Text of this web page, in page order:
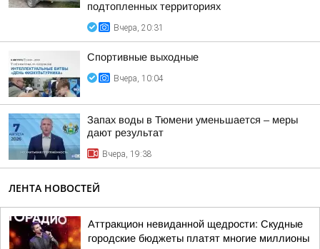
подтопленных территориях
Вчера, 20:31
Спортивные выходные
Вчера, 10:04
Запах воды в Тюмени уменьшается – меры
дают результат
Вчера, 19:38
ЛЕНТА НОВОСТЕЙ
Аттракцион невиданной щедрости: Скудные
городские бюджеты платят многие миллионы